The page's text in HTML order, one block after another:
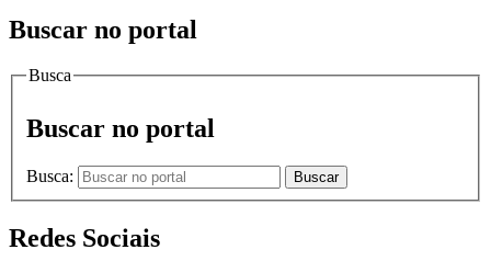
Buscar no portal
Busca
Buscar no portal
Busca: Buscar
Redes Sociais